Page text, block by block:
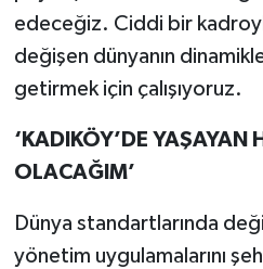
edeceğiz. Ciddi bir
değişen dünyanın
getirmek için çalışıyoruz.
‘KADIKÖY’DE YAŞAYAN
OLACAĞIM’
Dünya standartlarında
yönetim uygulamalarını